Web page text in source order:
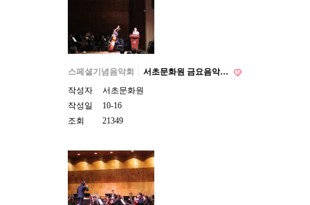
스페셜기념음악회
서초문화원 금요음악…
작성자
서초문화원
작성일
10-16
조회
21349